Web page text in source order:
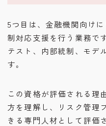
5つ目は、金融機関向け
制対応支援を行う業務で
テスト、内部統制、モデ
す。
この資格が評価される理
方を理解し、リスク管理
きる専門人材として評価